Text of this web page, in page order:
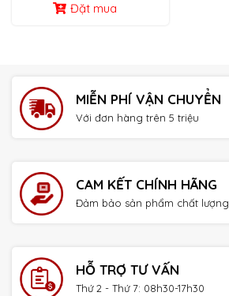
Đặt mua
MIỄN PHÍ VẬN CHUYỂN
Với đơn hàng trên 5 triệu
CAM KẾT CHÍNH HÃNG
Đảm bảo sản phẩm chất lượng
HỖ TRỢ TƯ VẤN
Thứ 2 - Thứ 7: 08h30-17h30